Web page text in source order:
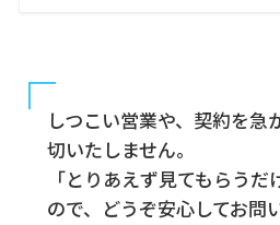
しつこい営業や、契約を急
切いたしません。
「とりあえず見てもらう
ので、どうぞ安心してお問